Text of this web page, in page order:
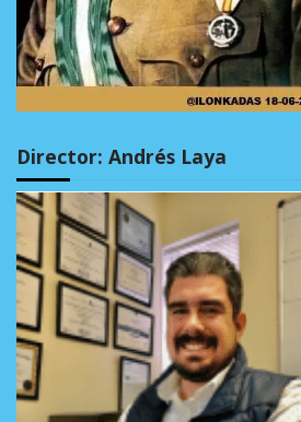
Director: Andrés Laya